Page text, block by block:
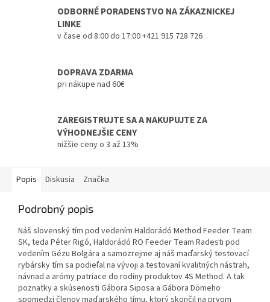
ODBORNÉ PORADENSTVO NA ZÁKAZNICKEJ
LINKE
v čase od 8:00 do 17:00 +421 915 728 726
DOPRAVA ZDARMA
pri nákupe nad 60€
ZAREGISTRUJTE SA A NAKUPUJTE ZA
VÝHODNEJŠIE CENY
nižšie ceny o 3 až 13%
Popis Diskusia Značka
Podrobný popis
Náš slovenský tím pod vedením Haldorádó Method Feeder Team
SK, teda Péter Rigó, Haldorádó RO Feeder Team Radesti pod
vedením Gézu Bolgára a samozrejme aj náš maďarský testovací
rybársky tím sa podieľal na vývoji a testovaní kvalitných nástrah,
návnad a arómy patriace do rodiny produktov 4S Method. A tak
poznatky a skúsenosti Gábora Siposa a Gábora Dömeho